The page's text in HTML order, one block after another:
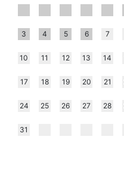
3 4 5 6 7
10 11 12 13 14
17 18 19 20 21
24 25 26 27 28
31